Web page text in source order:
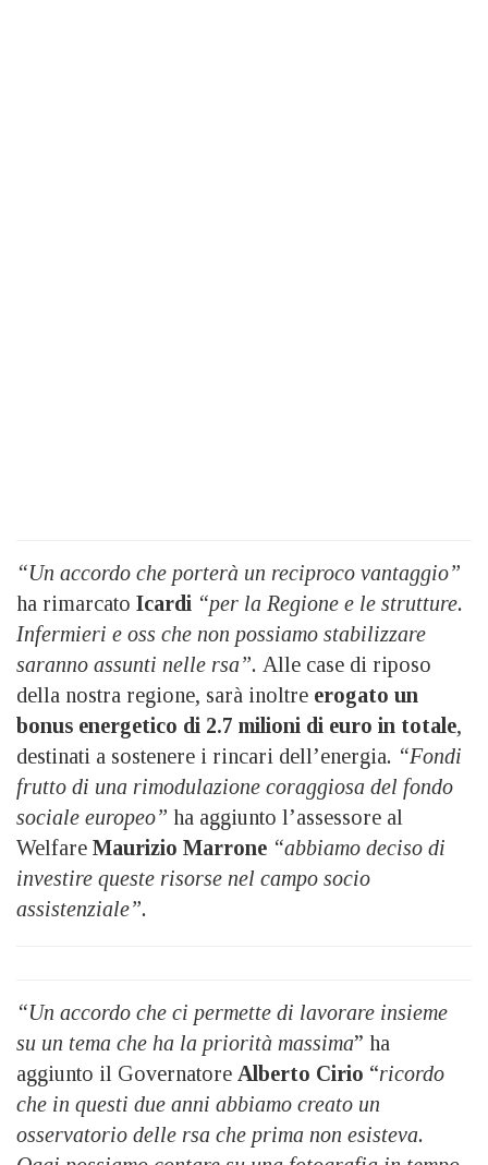
“Un accordo che porterà un reciproco vantaggio”
ha rimarcato Icardi “per la Regione e le strutture.
Infermieri e oss che non possiamo stabilizzare
saranno assunti nelle rsa”. Alle case di riposo
della nostra regione, sarà inoltre erogato un
bonus energetico di 2.7 milioni di euro in totale,
destinati a sostenere i rincari dell’energia. “Fondi
frutto di una rimodulazione coraggiosa del fondo
sociale europeo” ha aggiunto l’assessore al
Welfare Maurizio Marrone “abbiamo deciso di
investire queste risorse nel campo socio
assistenziale”.
“Un accordo che ci permette di lavorare insieme
su un tema che ha la priorità massima” ha
aggiunto il Governatore Alberto Cirio “ricordo
che in questi due anni abbiamo creato un
osservatorio delle rsa che prima non esisteva.